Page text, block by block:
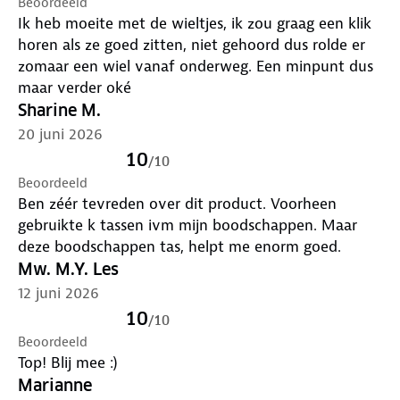
Ik heb moeite met de wieltjes, ik zou graag een klik
horen als ze goed zitten, niet gehoord dus rolde er
zomaar een wiel vanaf onderweg. Een minpunt dus
maar verder oké
Sharine M.
20 juni 2026
10/10
Beoordeeld
Ben zéér tevreden over dit product. Voorheen
gebruikte k tassen ivm mijn boodschappen. Maar
deze boodschappen tas, helpt me enorm goed.
Mw. M.Y. Les
12 juni 2026
10/10
Beoordeeld
Top! Blij mee :)
Marianne